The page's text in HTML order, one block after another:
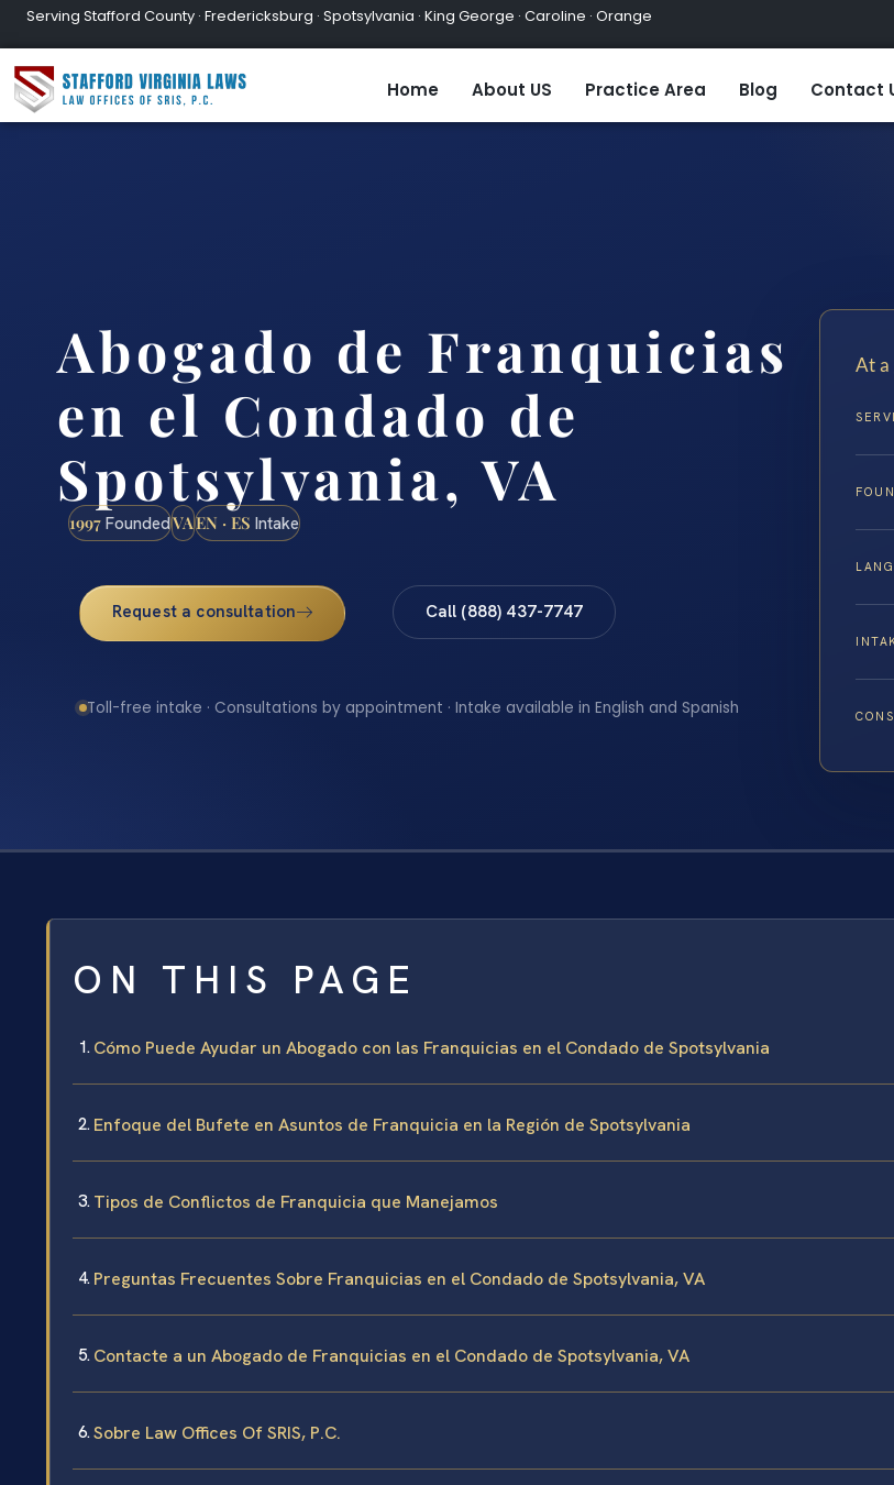
Serving Stafford County · Fredericksburg · Spotsylvania · King George · Caroline · Orange
Home About US Practice Area Blog Contact
Abogado de Franquicias
en el Condado de
Spotsylvania, VA
1997 FoundedVAEN · ES Intake
Request a consultation Call (888) 437-7747
Toll-free intake · Consultations by appointment · Intake available in English and Spanish
At a
ON THIS PAGE
Cómo Puede Ayudar un Abogado con las Franquicias en el Condado de Spotsylvania
Enfoque del Bufete en Asuntos de Franquicia en la Región de Spotsylvania
Tipos de Conflictos de Franquicia que Manejamos
Preguntas Frecuentes Sobre Franquicias en el Condado de Spotsylvania, VA
Contacte a un Abogado de Franquicias en el Condado de Spotsylvania, VA
Sobre Law Offices Of SRIS, P.C.